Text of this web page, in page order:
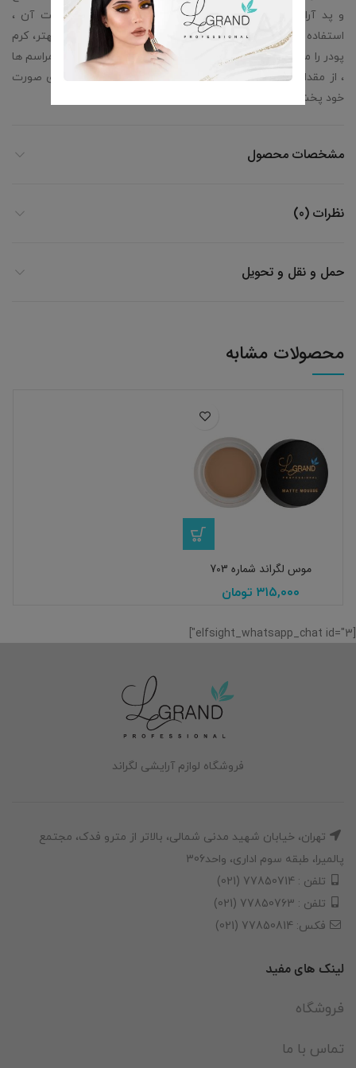
و پد آرایشی نیز بروی صورت استفاده کرد. سبک بودن بافت آن ،
استفاده روزانه را برای آن میسر کرده است. برای تاثیر گذاری بهتر، کرم
پودر را میتوان بسته به شرایط استفاده از روزانه تا مجالس و مراسم ها
، از مقدار کم تا زیاد به پوست زده و با انگشت یا اسفنج بروی صورت
خود پخش کنید.
مشخصات محصول
نظرات (0)
حمل و نقل و تحویل
محصولات مشابه
موس لگراند شماره 703
۳۱۵,۰۰۰ تومان
[elfsight_whatsapp_chat id="3"]
فروشگاه لوازم آرایشی لگراند
تهران، خیابان شهید مدنی شمالی، بالاتر از مترو فدک، مجتمع
پالمیرا، طبقه سوم اداری، واحد306
تلفن : 77850714 (021)
تلفن : 77850763 (021)
فکس: 77850814 (021)
لینک های مفید
فروشگاه
تماس با ما